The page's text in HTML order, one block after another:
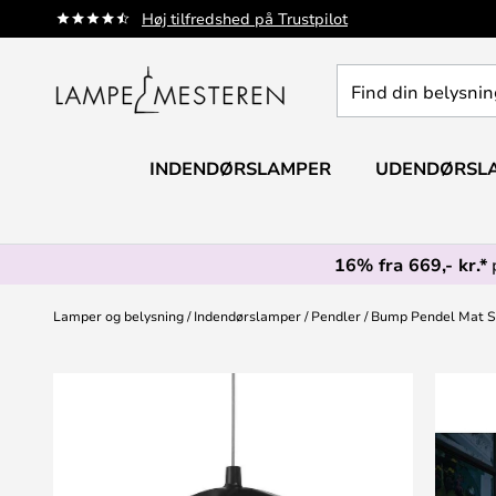
Høj tilfredshed på Trustpilot
Skip
to
din
INDENDØRSLAMPER
16% fra 669,- kr.*
Lamper og belysning Indendørslamper Pendler Bump Pendel Mat